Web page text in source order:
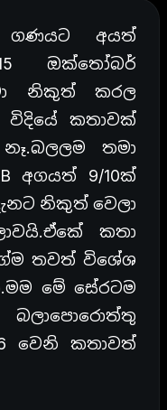
ගණයට අයත්
ඔක්තෝබර්
නිකුත් කරල
කතාවක්
තමා
අගයත් 9/10ක්
නිකුත් වෙලා
කතා
තවත් විශේශ
මේ සේරටම
වෙනි කතාවත්